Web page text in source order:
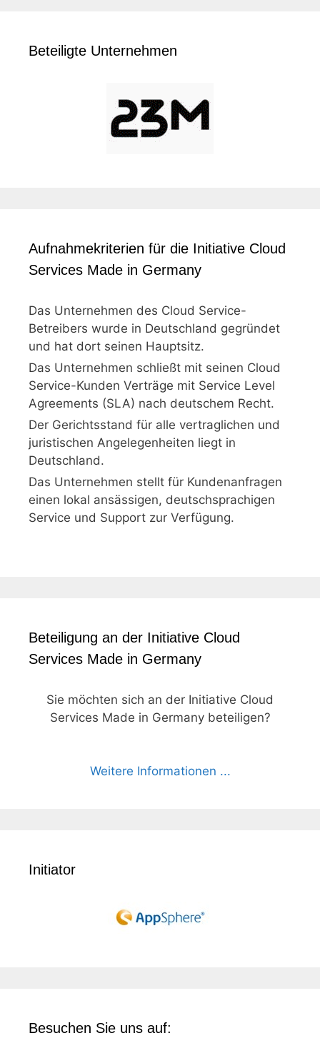
Beteiligte Unternehmen
Aufnahmekriterien für die Initiative Cloud
Services Made in Germany
Das Unternehmen des Cloud Service-
Betreibers wurde in Deutschland gegründet
und hat dort seinen Hauptsitz.
Das Unternehmen schließt mit seinen Cloud
Service-Kunden Verträge mit Service Level
Agreements (SLA) nach deutschem Recht.
Der Gerichtsstand für alle vertraglichen und
juristischen Angelegenheiten liegt in
Deutschland.
Das Unternehmen stellt für Kundenanfragen
einen lokal ansässigen, deutschsprachigen
Service und Support zur Verfügung.
Beteiligung an der Initiative Cloud
Services Made in Germany
Sie möchten sich an der Initiative Cloud
Services Made in Germany beteiligen?
Weitere Informationen ...
Initiator
Besuchen Sie uns auf: